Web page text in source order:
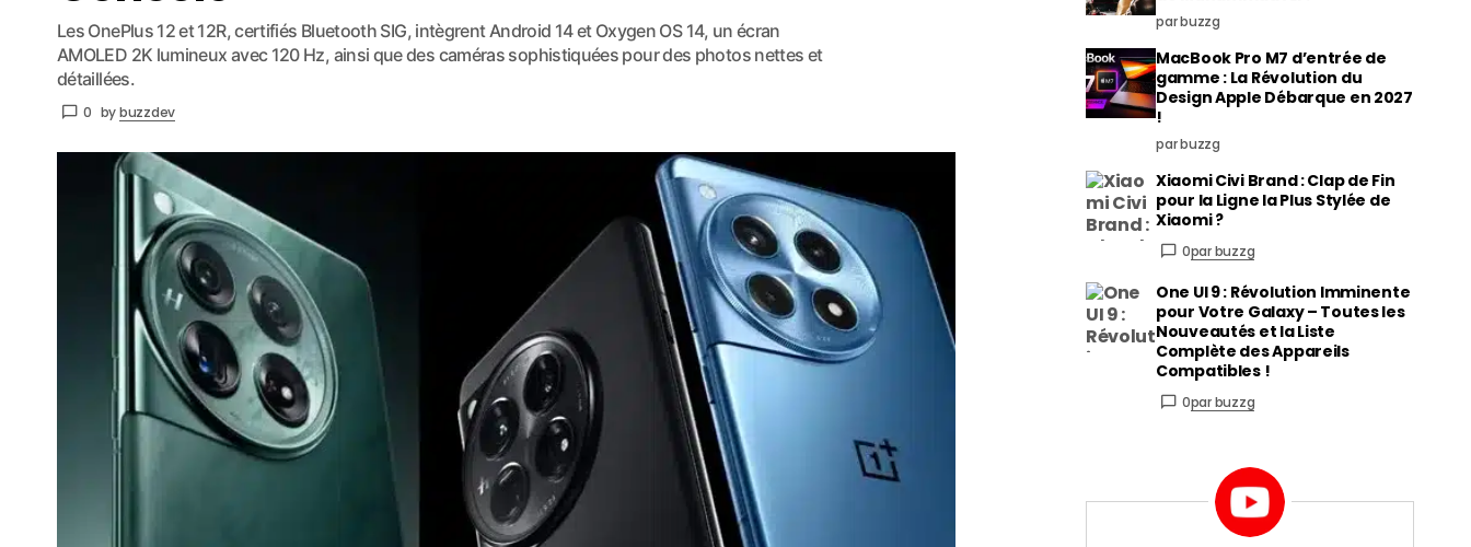
Les OnePlus 12 et 12R, certifiés Bluetooth SIG, intègrent Android 14 et Oxygen OS 14, un écran
AMOLED 2K lumineux avec 120 Hz, ainsi que des caméras sophistiquées pour des photos nettes et
détaillées.
0 bybuzzdev
par buzzg
MacBook Pro M7 d’entrée de
gamme : La Révolution du
Design Apple Débarque en 2027
!
par buzzg
Xiaomi Civi Brand : Clap de Fin
pour la Ligne la Plus Stylée de
Xiaomi ?
0par buzzg
One UI 9 : Révolution Imminente
pour Votre Galaxy – Toutes les
Nouveautés et la Liste
Complète des Appareils
Compatibles !
0par buzzg